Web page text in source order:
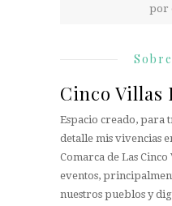
por
Cinco Villas
Espacio creado, para
detalle mis vivencias
Comarca de Las
eventos,
nuestros pueblos y